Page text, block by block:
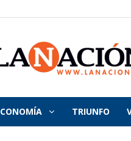
La
TRIUNFO